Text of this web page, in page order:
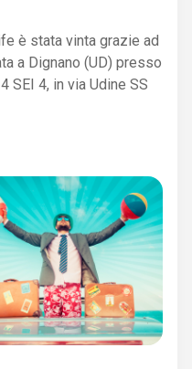
è stata vinta grazie ad
a Dignano (UD) presso
SEI 4, in via Udine SS